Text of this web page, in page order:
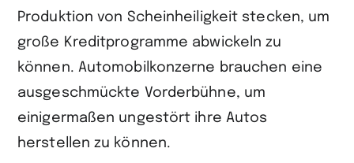
Produktion von Scheinheiligkeit stecken, um
große Kreditprogramme abwickeln zu
können. Automobilkonzerne brauchen eine
ausgeschmückte Vorderbühne, um
einigermaßen ungestört ihre Autos
herstellen zu können.